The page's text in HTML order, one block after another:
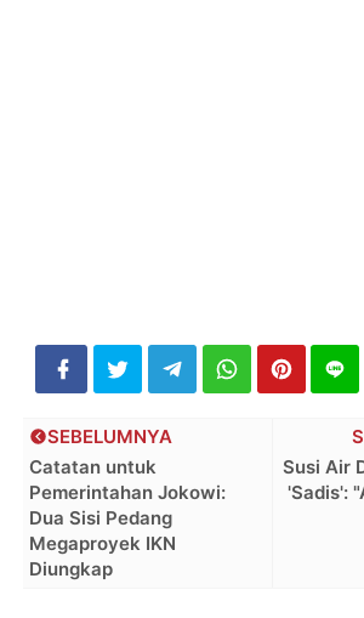
Susi Air
'Sadis':
SEBELUMNYA
Catatan untuk
Pemerintahan Jokowi:
Dua Sisi Pedang
Megaproyek IKN
Diungkap